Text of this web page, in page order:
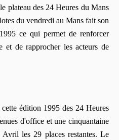
plateau des 24 Heures du Mans
du vendredi au Mans fait son
ce qui permet de renforcer
et de rapprocher les acteurs de
édition 1995 des 24 Heures
d'office et une cinquantaine
les 29 places restantes. Le